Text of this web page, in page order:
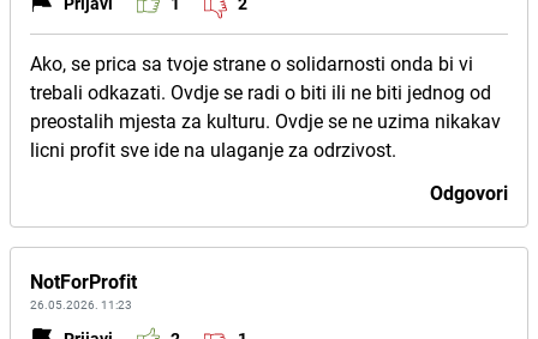
Ako, se prica sa tvoje strane o solidarnosti onda bi vi
trebali odkazati. Ovdje se radi o biti ili ne biti jednog od
preostalih mjesta za kulturu. Ovdje se ne uzima nikakav
licni profit sve ide na ulaganje za odrzivost.
Odgovori
NotForProfit
26.05.2026. 11:23